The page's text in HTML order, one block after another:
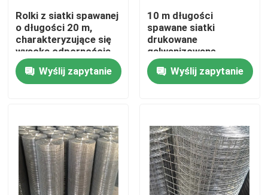
Do domu
Produkty
O nas
Wycieczka po fabryce
Rolki z siatki spawanej
o długości 20 m,
charakteryzujące się
wysoką odpornością
na korozję, idealne do
wzmacniania
ogrodzeń i rozwiązań
Wyślij zapytanie
10 m długości
spawane siatki
drukowane
galwanizowane,
odporne na korozję,
do projektów
bezpieczeństwa i
Wyślij zapytanie